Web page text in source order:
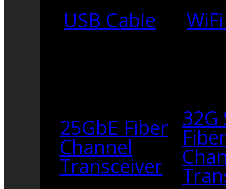
USB Cable
25GbE Fiber
Channel
Transceiver
32G